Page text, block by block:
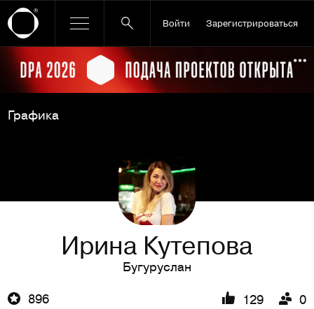
Войти Зарегистрироваться
Ссылка баннера
Графика
Ирина Кутепова
Бугуруслан
896
129 0